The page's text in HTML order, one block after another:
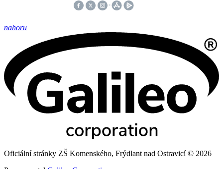
nahoru
Oficiální stránky ZŠ Komenského, Frýdlant nad Ostravicí © 2026